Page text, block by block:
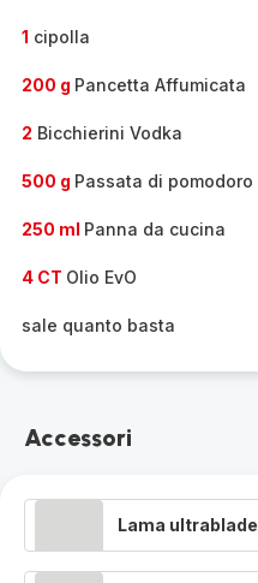
1 cipolla
200 g Pancetta Affumicata
2 Bicchierini Vodka
500 g Passata di pomodoro
250 ml Panna da cucina
4 CT Olio EvO
sale quanto basta
Accessori
Lama ultrablade